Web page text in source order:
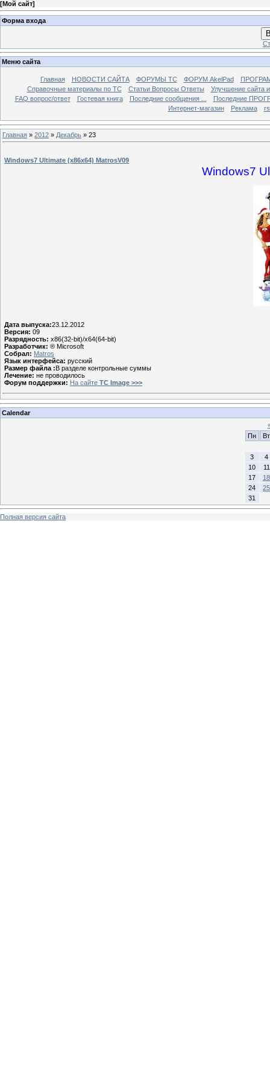
[Мой сайт]
Форма входа
Меню сайта
Главная НОВОСТИ САЙТА ФОРУМЫ TC ФОРУМ AkelPad
Справочные материалы по TС
Статьи Вопросы Ответы
Улучшение сайта
FAQ вопрос/ответ
Гостевая книга Последние сообщения ...
Последние
Интернет-магазин
Реклама
Главная » 2012 » Декабрь » 23
Windows7 Ultimate (x86x64) MatrosV09
Windows7
Дата выпуска:23.12.2012
Версия: 09
Разрядность: x86(32-bit)/x64(64-bit)
Разработчик: ® Microsoft
Собрал: Matros
Язык интерфейса: русский
Размер файла : В разделе контрольные суммы
Лечение: не проводилось
Форум поддержки: На сайте TC Image >>>
Calendar
Пн
Вт
3
4
10
11
17
18
24
25
31
Полная версия сайта